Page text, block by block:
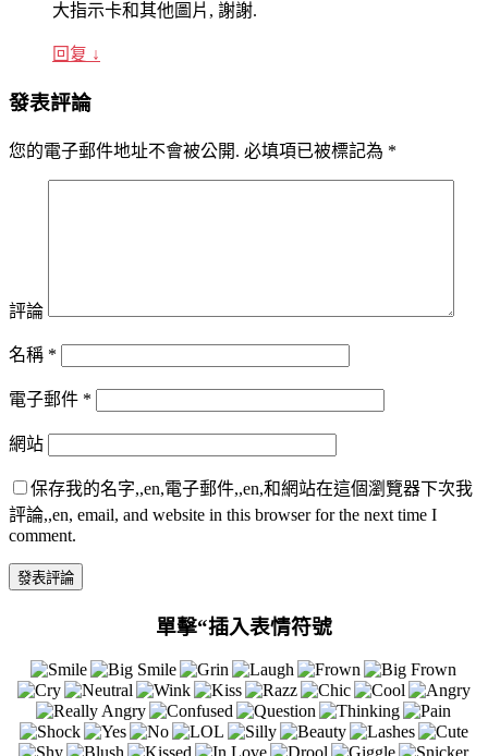
大指示卡和其他圖片, 謝謝.
回复 ↓
發表評論
您的電子郵件地址不會被公開. 必填項已被標記為 *
評論
名稱 *
電子郵件 *
網站
保存我的名字,,en,電子郵件,,en,和網站在這個瀏覽器下次我
評論,,en, email, and website in this browser for the next time I
comment.
單擊“插入表情符號